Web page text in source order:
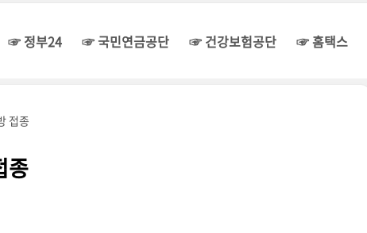
☞ 정부24 ☞ 국민연금공단 ☞ 건강보험공단 ☞ 홈택스
접종
종